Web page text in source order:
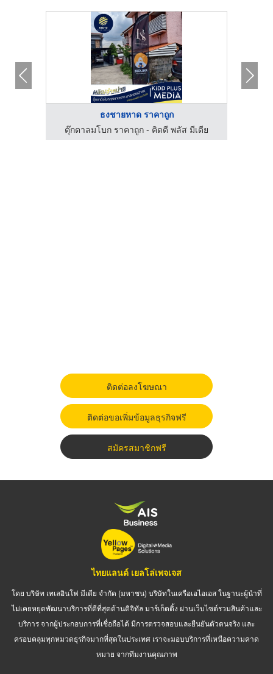
ธงชายหาด ราคาถูก
ตุ๊กตาลมโบก ราคาถูก - คิดดี พลัส มีเดีย
ติดต่อลงโฆษณา
ติดต่อขอเพิ่มข้อมูลธุรกิจฟรี
สมัครสมาชิกฟรี
ไทยแลนด์ เยลโล่เพจเจส
โดย บริษัท เทเลอินโฟ มีเดีย จำกัด (มหาชน) บริษัทในเครือเอไอเอส ในฐานะผู้นำที่
ไม่เคยหยุดพัฒนาบริการที่ดีที่สุดด้านดิจิทัล มาร์เก็ตติ้ง ผ่านเว็บไซต์รวมสินค้าและ
บริการ จากผู้ประกอบการที่เชื่อถือได้ มีการตรวจสอบและยืนยันตัวตนจริง และ
ครอบคลุมทุกหมวดธุรกิจมากที่สุดในประเทศ เราจะมอบบริการที่เหนือความคาด
หมาย จากทีมงานคุณภาพ